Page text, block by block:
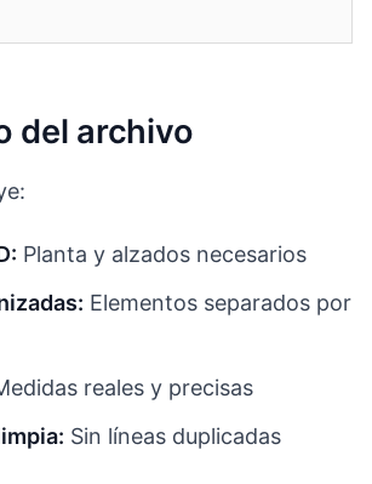
del archivo
Planta y alzados necesarios
Elementos separados por
reales y precisas
Sin líneas duplicadas